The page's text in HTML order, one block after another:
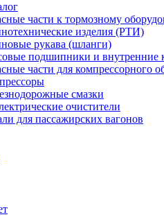
части к тормозному
изделия (РТИ)
рукава (шланги)
подшипники и внутренние
части для компрессорного
смазки
очистители
для пассажирских вагонов